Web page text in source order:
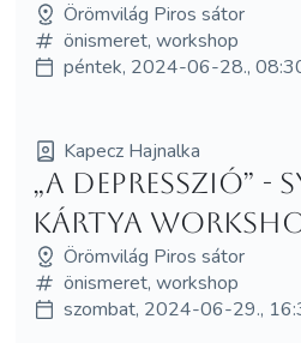
Örömvilág Piros sátor
önismeret, workshop
péntek, 2024-06-28.,
Kapecz Hajnalka
„A Depresszió” -
kártya
Örömvilág Piros sátor
önismeret, workshop
szombat, 2024-06-29.,